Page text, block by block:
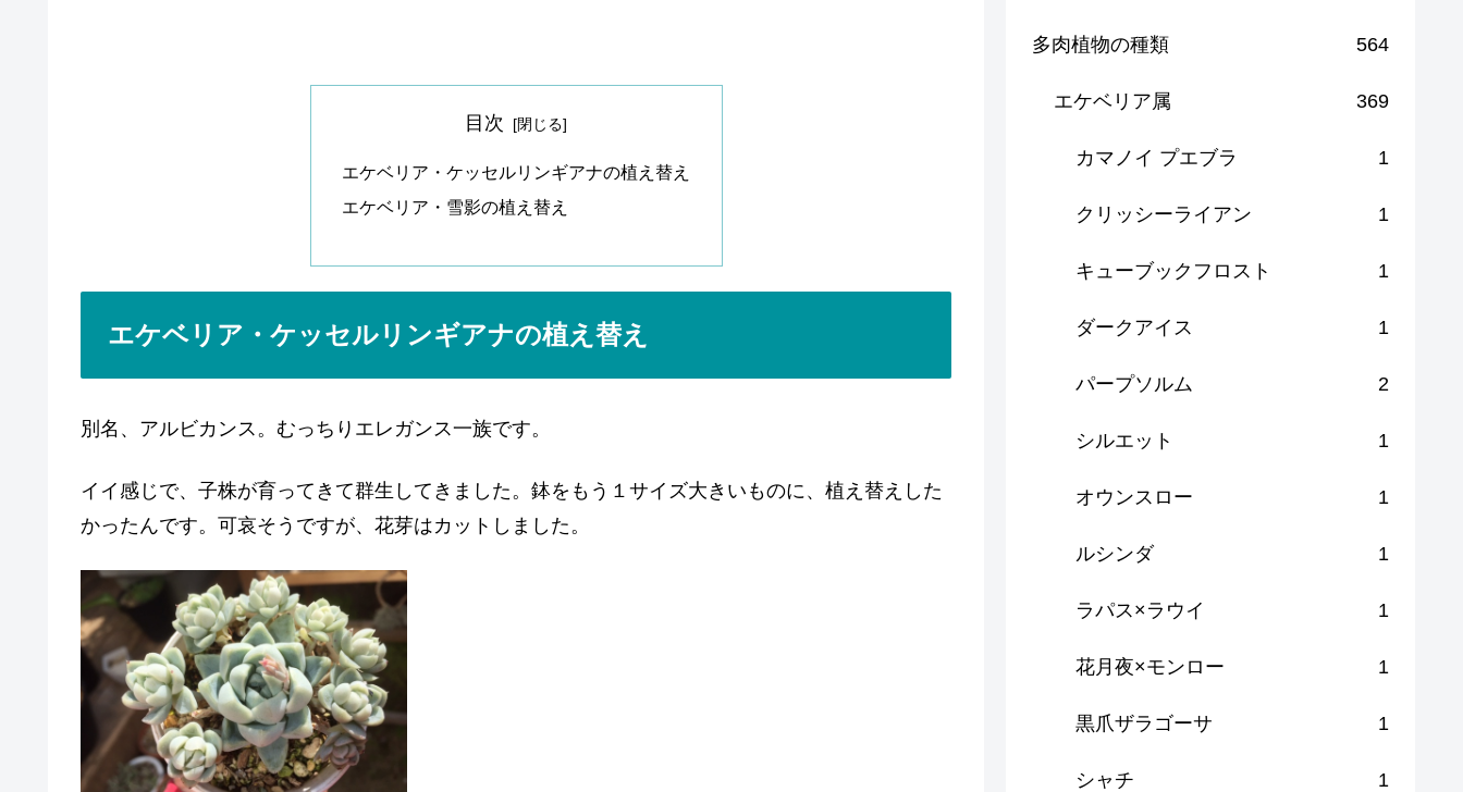
目次
エケベリア・ケッセルリンギアナの植え替え
エケベリア・雪影の植え替え
エケベリア・ケッセルリンギアナの植え替え
別名、アルビカンス。むっちりエレガンス一族です。
イイ感じで、子株が育ってきて群生してきました。鉢をもう１サイズ大きいものに、植え替えした
かったんです。可哀そうですが、花芽はカットしました。
多肉植物の種類 564
エケベリア属 369
カマノイ プエブラ 1
クリッシーライアン 1
キューブックフロスト 1
ダークアイス 1
パープソルム 2
シルエット 1
オウンスロー 1
ルシンダ 1
ラパス×ラウイ 1
花月夜×モンロー 1
黒爪ザラゴーサ 1
シャチ 1